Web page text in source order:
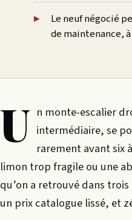
Le neuf négocié
de maintenance,
U n monte-escalier
intermédiaire, se
rarement avant six
limon trop fragile ou une
qu’on a retrouvé dans
un prix catalogue lissé, et